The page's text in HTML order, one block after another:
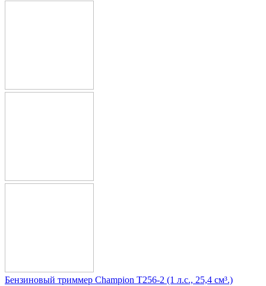
Бензиновый триммер Champion T256-2 (1 л.с., 25,4 см³.)